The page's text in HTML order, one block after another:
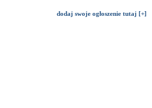
dodaj swoje ogłoszenie tutaj [+]